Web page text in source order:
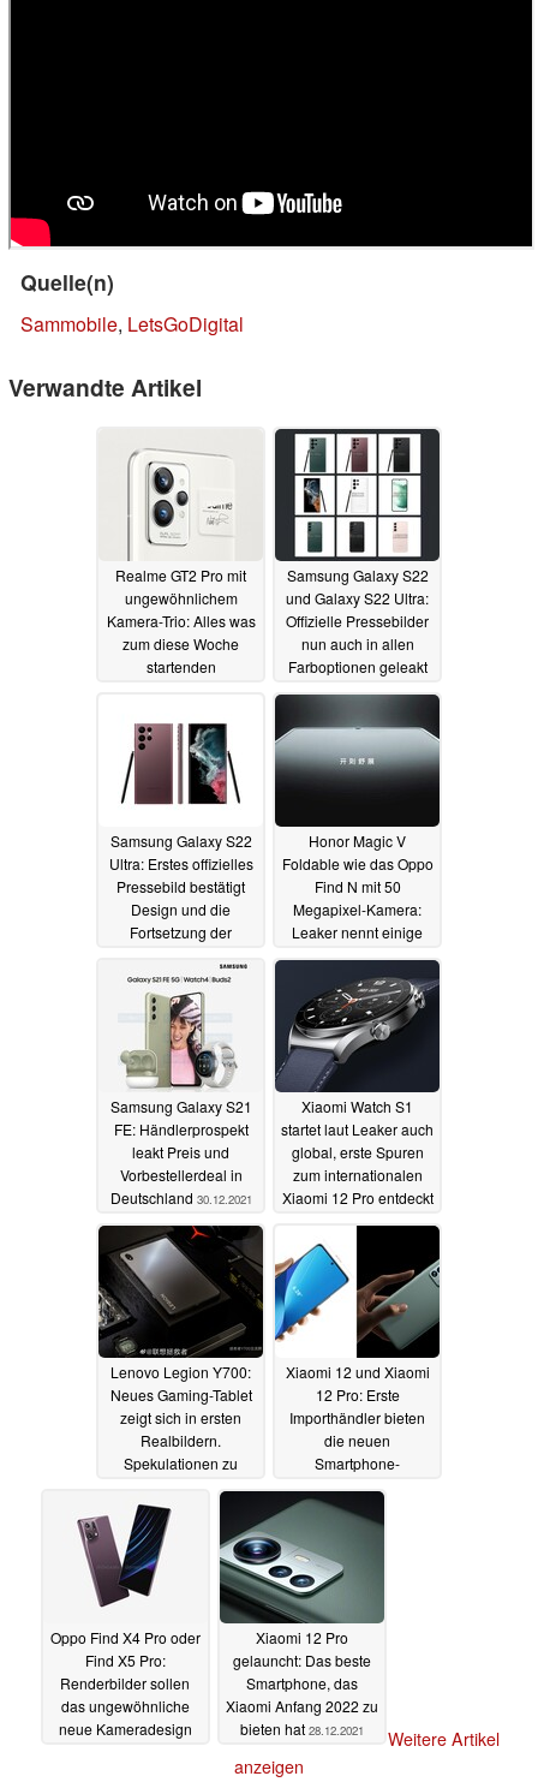
Quelle(n)
Sammobile, LetsGoDigital
Verwandte Artikel
Realme GT2 Pro mit
ungewöhnlichem
Kamera-Trio: Alles was
zum diese Woche
startenden
01.01.2022
Samsung Galaxy S22
und Galaxy S22 Ultra:
Offizielle Pressebilder
nun auch in allen
Farboptionen geleakt
31.12.2021
Samsung Galaxy S22
Ultra: Erstes offizielles
Pressebild bestätigt
Design und die
Fortsetzung der
30.12.2021
Honor Magic V
Foldable wie das Oppo
Find N mit 50
Megapixel-Kamera:
Leaker nennt einige
30.12.2021
Samsung Galaxy S21
FE: Händlerprospekt
leakt Preis und
Vorbestellerdeal in
Deutschland 30.12.2021
Xiaomi Watch S1
startet laut Leaker auch
global, erste Spuren
zum internationalen
Xiaomi 12 Pro entdeckt
30.12.2021
Lenovo Legion Y700:
Neues Gaming-Tablet
zeigt sich in ersten
Realbildern.
Spekulationen zu
Snapdragon 8 Gen 1
30.12.2021
Xiaomi 12 und Xiaomi
12 Pro: Erste
Importhändler bieten
die neuen
Smartphone-
29.12.2021
Oppo Find X4 Pro oder
Find X5 Pro:
Renderbilder sollen
das ungewöhnliche
neue Kameradesign
Xiaomi 12 Pro
gelauncht: Das beste
Smartphone, das
Xiaomi Anfang 2022 zu
bieten hat 28.12.2021
Weitere Artikel
anzeigen